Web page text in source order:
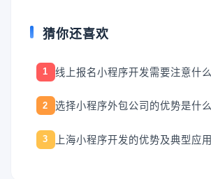
猜你还喜欢
1 线上报名小程序开发需要注意什么
2 选择小程序外包公司的优势是什么
3 上海小程序开发的优势及典型应